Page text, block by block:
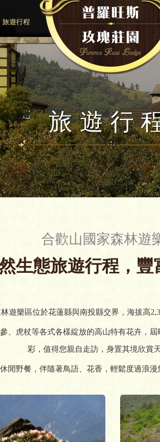
旅遊行程
旅遊行
合歡山國家森林遊
生態旅遊行程，豐
遊樂區位於花蓮縣與南投縣交界，海拔高
、虎杖等各式各樣綻放的高山特有花卉，
彩，值得您親自走訪，身置其境欣賞
閒野餐，伴隨著鳥語、花香，輕鬆度過浪